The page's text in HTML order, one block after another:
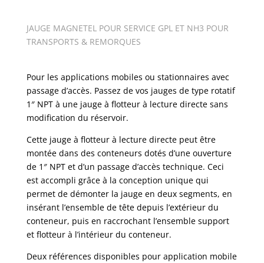
JAUGE MAGNETEL POUR SERVICE GPL ET NH3 POUR
TRANSPORTS & REMORQUES
Pour les applications mobiles ou stationnaires avec
passage d’accès. Passez de vos jauges de type rotatif
1″ NPT à une jauge à flotteur à lecture directe sans
modification du réservoir.
Cette jauge à flotteur à lecture directe peut être
montée dans des conteneurs dotés d’une ouverture
de 1″ NPT et d’un passage d’accès technique. Ceci
est accompli grâce à la conception unique qui
permet de démonter la jauge en deux segments, en
insérant l’ensemble de tête depuis l’extérieur du
conteneur, puis en raccrochant l’ensemble support
et flotteur à l’intérieur du conteneur.
Deux références disponibles pour application mobile